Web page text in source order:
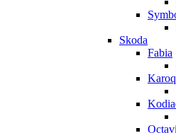
Skoda
Fabia
Karoq